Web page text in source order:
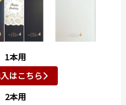
1本用
はこちら
2本用